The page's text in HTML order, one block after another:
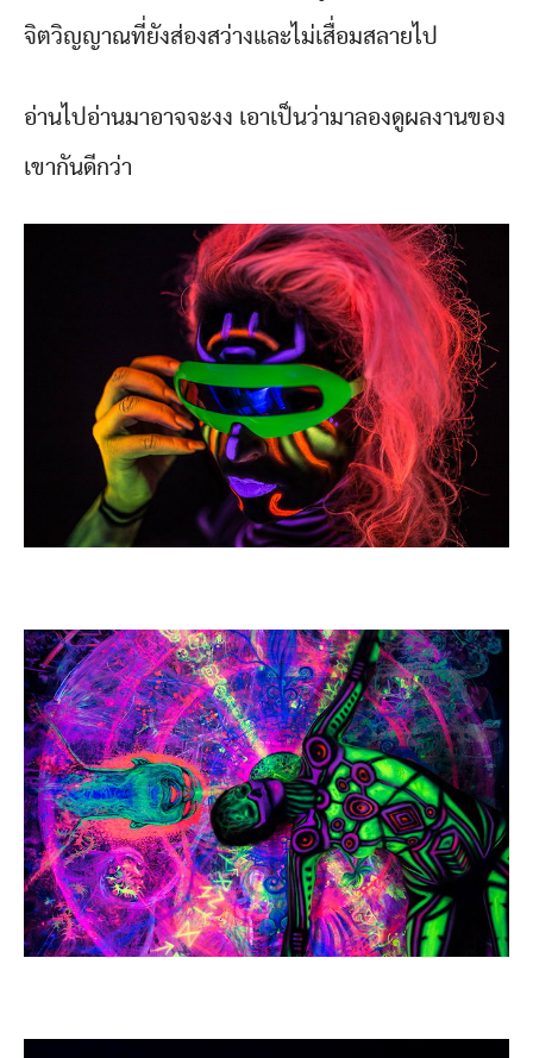
จิตวิญญาณที่ยังส่องสว่างและไม่เสื่อมสลายไป
อ่านไปอ่านมาอาจจะงง เอาเป็นว่ามาลองดูผลงานของ
เขากันดีกว่า